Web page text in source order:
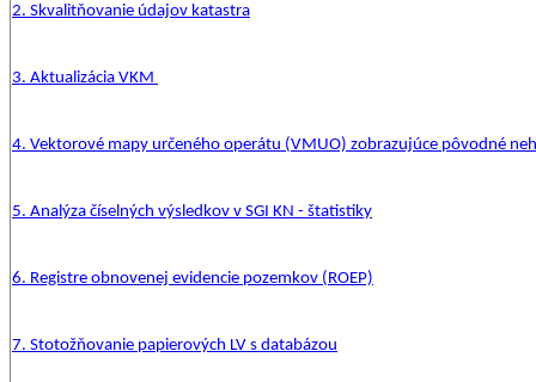
2. Skvalitňovanie údajov katastra
3. Aktualizácia VKM
4. Vektorové mapy určeného operátu (VMUO) zobrazujúce pôvodné
5. Analýza číselných výsledkov v SGI KN - štatistiky
6. Registre obnovenej evidencie pozemkov (ROEP)
7. Stotožňovanie papierových LV s databázou